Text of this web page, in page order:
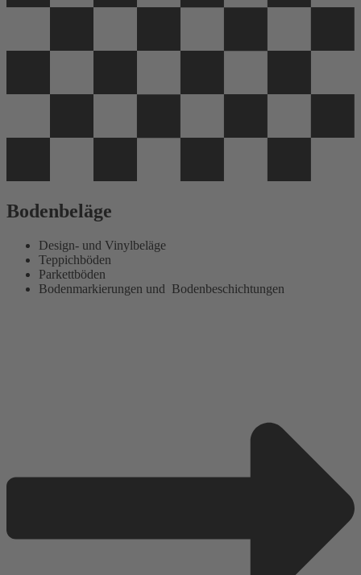
Bodenbeläge
Design- und Vinylbeläge
Teppichböden
Parkettböden
Bodenmarkierungen und Bodenbeschichtungen